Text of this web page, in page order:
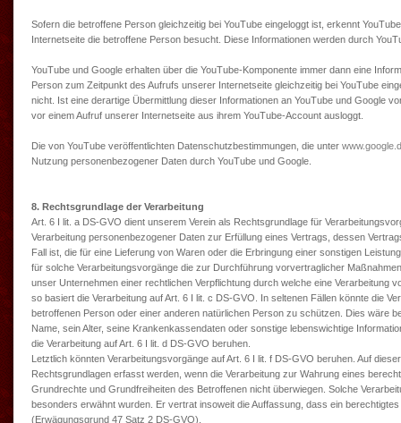
Sofern die betroffene Person gleichzeitig bei YouTube eingeloggt ist, erkennt
Internetseite die betroffene Person besucht. Diese Informationen werden durch
YouTube und Google erhalten über die YouTube-Komponente immer dann eine
Person zum Zeitpunkt des Aufrufs unserer Internetseite gleichzeitig bei YouTube
nicht. Ist eine derartige Übermittlung dieser Informationen an YouTube und Google
vor einem Aufruf unserer Internetseite aus ihrem YouTube-Account ausloggt.
Die von YouTube veröffentlichten Datenschutzbestimmungen, die unter
Nutzung personenbezogener Daten durch YouTube und Google.
8. Rechtsgrundlage der Verarbeitung
Art. 6 I lit. a DS-GVO dient unserem Verein als Rechtsgrundlage für
Verarbeitung personenbezogener Daten zur Erfüllung eines Vertrags, dessen
Fall ist, die für eine Lieferung von Waren oder die Erbringung einer sonstigen
für solche Verarbeitungsvorgänge die zur Durchführung vorvertraglicher
unser Unternehmen einer rechtlichen Verpflichtung durch welche eine Verarbeitung
so basiert die Verarbeitung auf Art. 6 I lit. c DS-GVO. In seltenen Fällen könnte die
betroffenen Person oder einer anderen natürlichen Person zu schützen. Dies wäre
Name, sein Alter, seine Krankenkassendaten oder sonstige lebenswichtige
die Verarbeitung auf Art. 6 I lit. d DS-GVO beruhen.
Letztlich könnten Verarbeitungsvorgänge auf Art. 6 I lit. f DS-GVO beruhen. Auf
Rechtsgrundlagen erfasst werden, wenn die Verarbeitung zur Wahrung eines
Grundrechte und Grundfreiheiten des Betroffenen nicht überwiegen. Solche
besonders erwähnt wurden. Er vertrat insoweit die Auffassung, dass ein
(Erwägungsgrund 47 Satz 2 DS-GVO).